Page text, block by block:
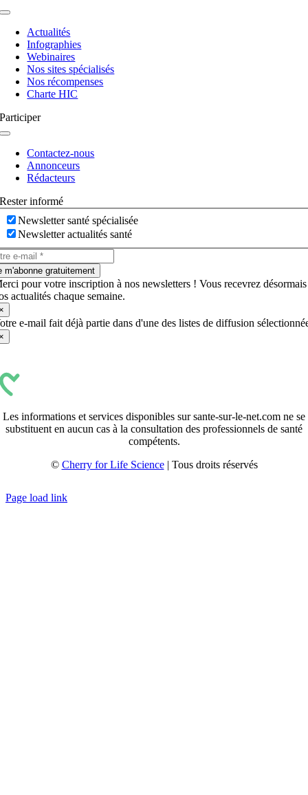
Navigation
basculeActualités
Infographies
Webinaires
Nos sites spécialisés
Nos récompenses
Charte HIC
Participer
Navigation
basculeContactez-nous
Annonceurs
Rédacteurs
Rester informé
Newsletter santé spécialisée
Newsletter actualités santé
m'abonne gratuitement
pour votre inscription à nos newsletters ! Vous recevrez désormais
actualités chaque semaine.
e-mail fait déjà partie dans d'une des listes de diffusion
Les informations et services disponibles sur sante-sur-le-net.com ne se
substituent en aucun cas à la consultation des professionnels de santé
compétents.
© Cherry for Life Science| Tous droits réservés
Page load link